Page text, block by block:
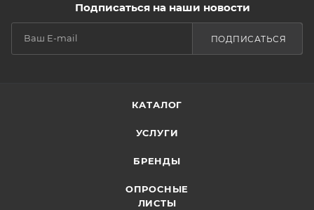
Подписаться на наши новости
ПОДПИСАТЬСЯ
КАТАЛОГ
УСЛУГИ
БРЕНДЫ
ОПРОСНЫЕ
ЛИСТЫ